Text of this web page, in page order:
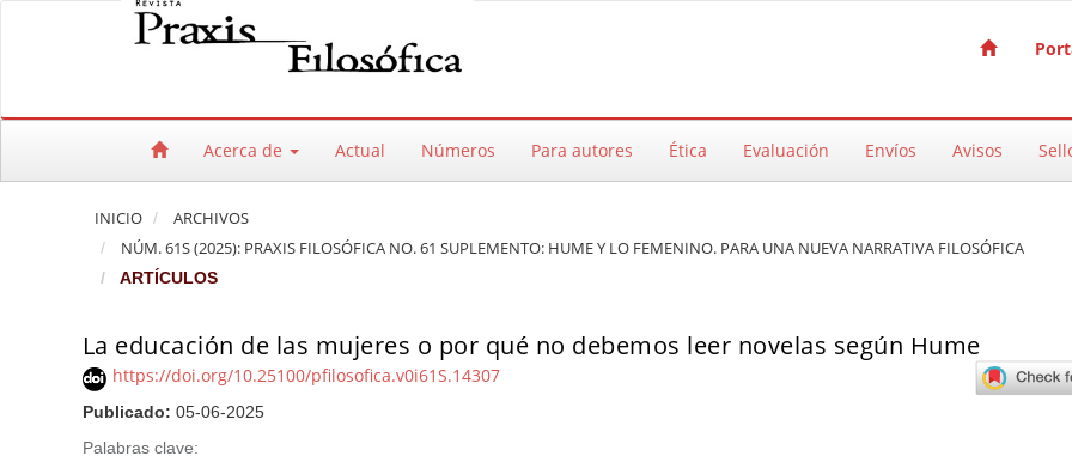
Salto rápido al contenido de la página
Navegación principal
Acerca de Actual Números Para autores Ética Evaluación Envíos Avisos
INICIO
ARCHIVOS
NÚM. 61S (2025): PRAXIS FILOSÓFICA NO. 61 SUPLEMENTO: HUME Y LO FEMENINO. PARA UNA NUEVA NARRATIVA FILOSÓFICA
ARTÍCULOS
La educación de las mujeres o por qué no debemos leer novelas según Hume
https://doi.org/10.25100/pfilosofica.v0i61S.14307
Publicado: 05-06-2025
Palabras clave: